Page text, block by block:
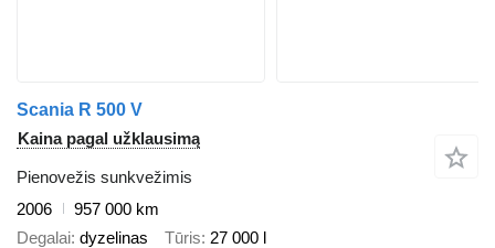
Scania R 500 V
Kaina pagal užklausimą
Pienovežis sunkvežimis
2006
957 000 km
Degalai dyzelinas Tūris 27 000 l